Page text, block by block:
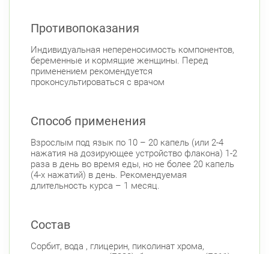
Противопоказания
Индивидуальная непереносимость компонентов,
беременные и кормящие женщины. Перед
применением рекомендуется
проконсультироваться с врачом
Способ применения
Взрослым под язык по 10 – 20 капель (или 2-4
нажатия на дозирующее устройство флакона) 1-2
раза в день во время еды, но не более 20 капель
(4-х нажатий) в день. Рекомендуемая
длительность курса – 1 месяц.
Состав
Cорбит, вода , глицерин, пиколинат хрома,